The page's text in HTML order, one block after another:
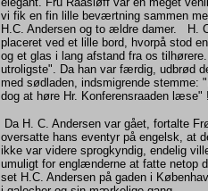
vi fik en fin lille beværtning sammen
H.C. Andersen og to ældre damer. H.
placeret ved et lille bord, hvorpå stod
og et glas i lang afstand fra os
utroligste". Da han var færdig, udbrød
med sødladen, indsmigrende stemme:
dog at høre Hr. Konferensraaden læse" !
Da H. C. Andersen var gået, fortalte
oversatte hans eventyr på engelsk, at
ikke var videre sprogkyndig, endelig
umuligt for englænderne at fatte netop
set H.C. Andersen på gaden i